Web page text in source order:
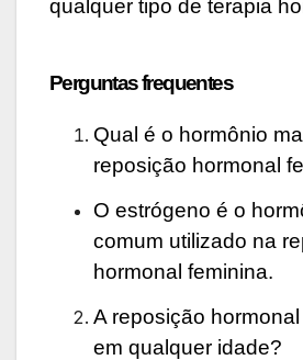
qualquer tipo de terapia
Perguntas frequentes
Qual é o hormônio
reposição hormonal
O estrógeno é o
comum utilizado na
hormonal feminina.
A reposição
em qualquer idade?